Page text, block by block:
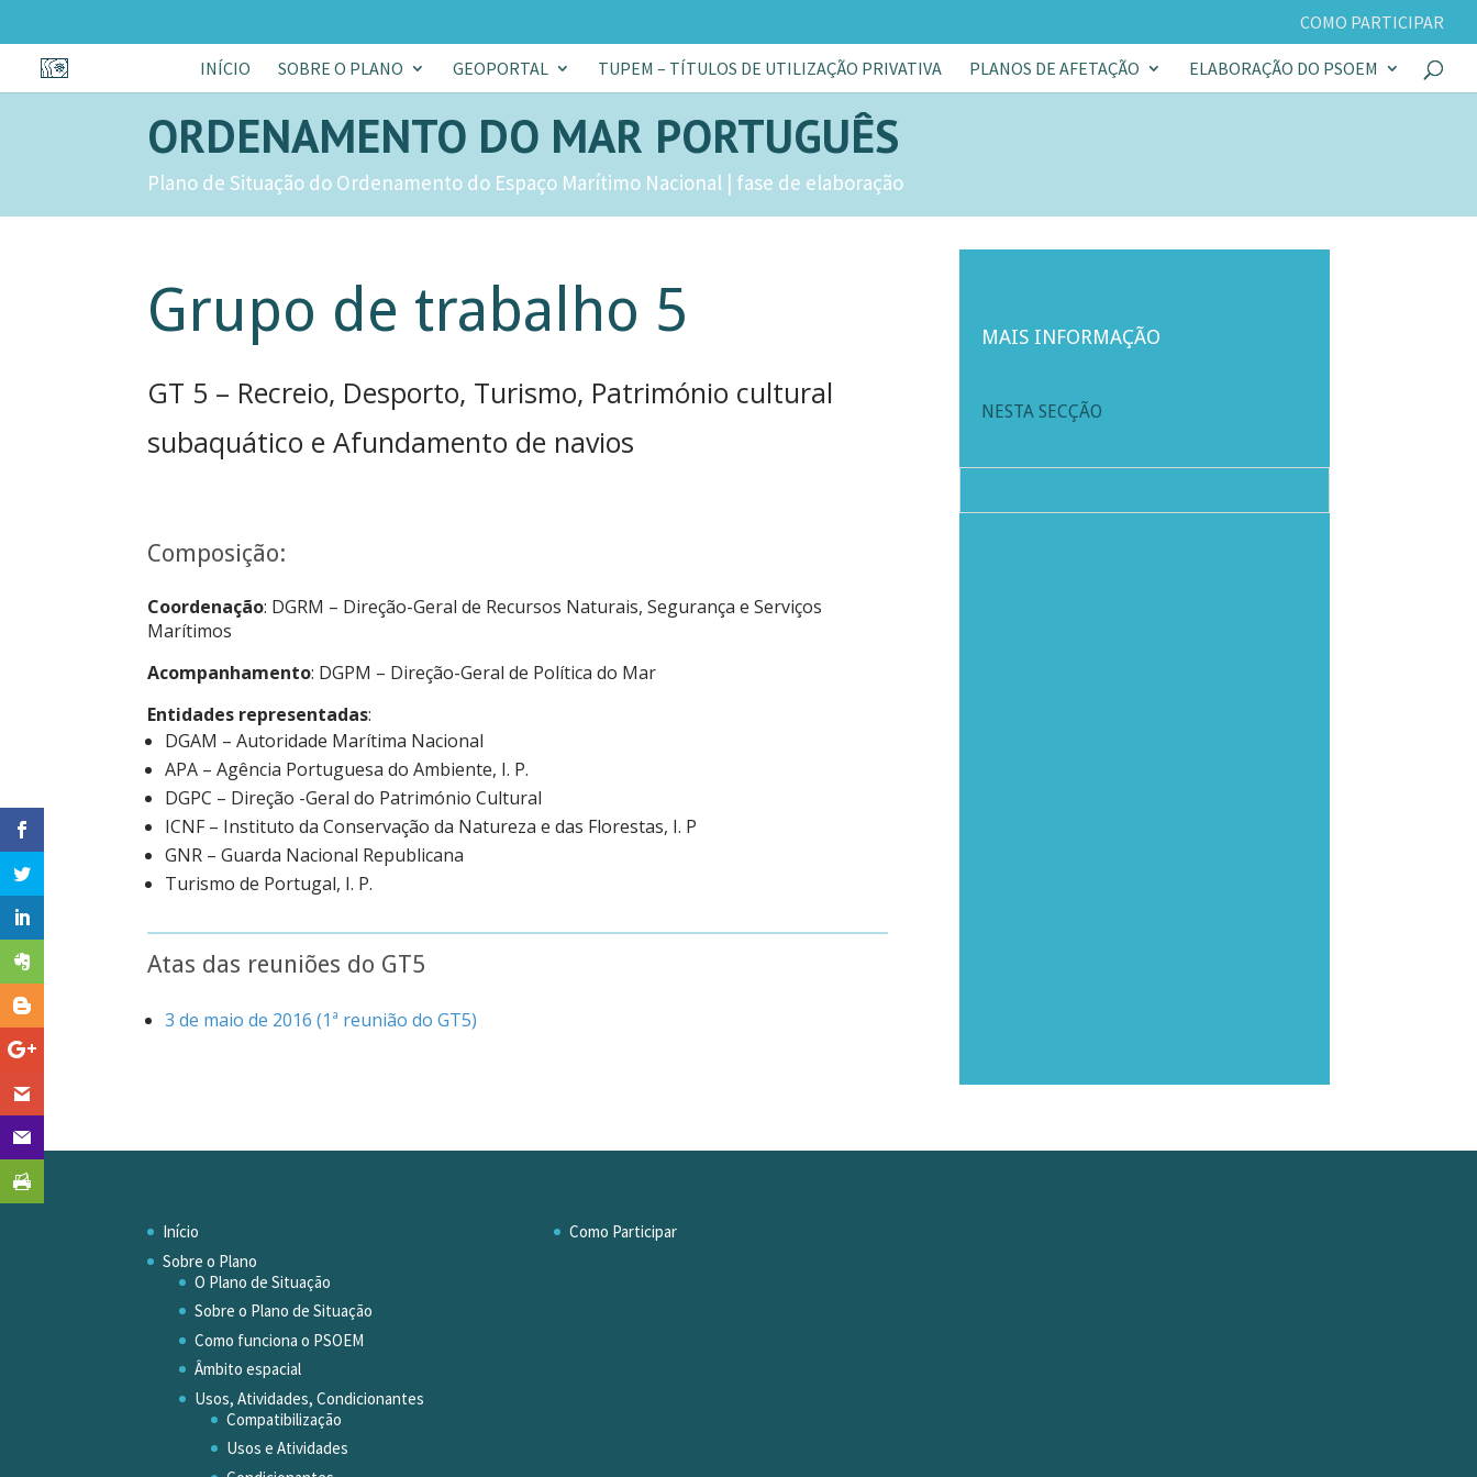
COMO PARTICIPAR
INÍCIO SOBRE O PLANO GEOPORTAL TUPEM – TÍTULOS DE UTILIZAÇÃO PRIVATIVA PLANOS DE AFETAÇÃO ELABORAÇÃO DO PSOEM
ORDENAMENTO DO MAR PORTUGUÊS
Plano de Situação do Ordenamento do Espaço Marítimo Nacional | fase de elaboração
Grupo de trabalho 5
GT 5 – Recreio, Desporto, Turismo, Património cultural
subaquático e Afundamento de navios
Composição:
Coordenação: DGRM – Direção-Geral de Recursos Naturais, Segurança e Serviços
Marítimos
Acompanhamento: DGPM – Direção-Geral de Política do Mar
Entidades representadas:
DGAM – Autoridade Marítima Nacional
APA – Agência Portuguesa do Ambiente, I. P.
DGPC – Direção -Geral do Património Cultural
ICNF – Instituto da Conservação da Natureza e das Florestas, I. P
GNR – Guarda Nacional Republicana
Turismo de Portugal, I. P.
Atas das reuniões do GT5
3 de maio de 2016 (1ª reunião do GT5)
MAIS INFORMAÇÃO
NESTA SECÇÃO
Início
Sobre o Plano
O Plano de Situação
Sobre o Plano de Situação
Como funciona o PSOEM
Âmbito espacial
Usos, Atividades, Condicionantes
Compatibilização
Usos e Atividades
Como Participar